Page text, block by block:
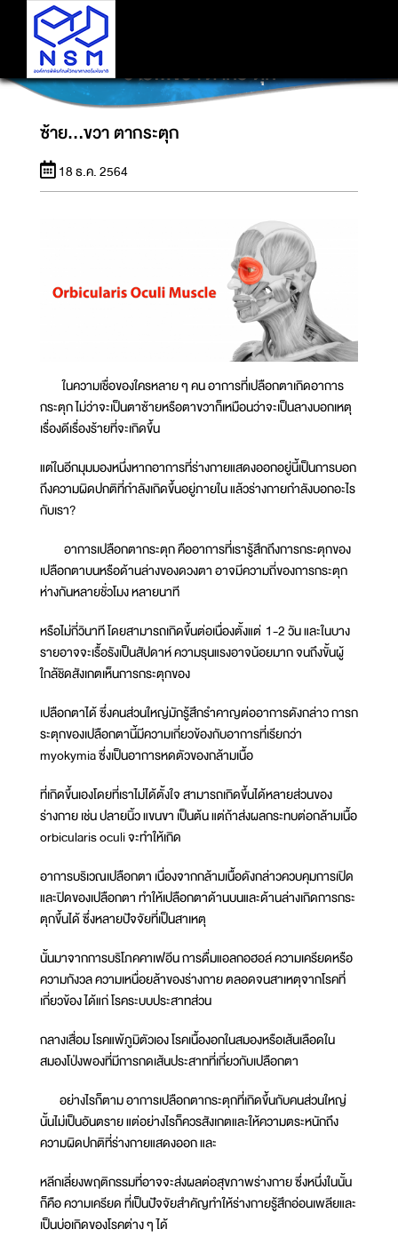
ซ้าย...ขวา ตากระตุก
ซ้าย...ขวา ตากระตุก
18 ธ.ค. 2564
ในความเชื่อของใครหลาย ๆ คน อาการที่เปลือกตาเกิดอาการ
กระตุก ไม่ว่าจะเป็นตาซ้ายหรือตาขวาก็เหมือนว่าจะเป็นลางบอกเหตุ
เรื่องดีเรื่องร้ายที่จะเกิดขึ้น
แต่ในอีกมุมมองหนึ่งหากอาการที่ร่างกายแสดงออกอยู่นี้เป็นการบอก
ถึงความผิดปกติที่กำลังเกิดขึ้นอยู่ภายใน แล้วร่างกายกำลังบอกอะไร
กับเรา?
อาการเปลือกตากระตุก คืออาการที่เรารู้สึกถึงการกระตุกของ
เปลือกตาบนหรือด้านล่างของดวงตา อาจมีความถี่ของการกระตุก
ห่างกันหลายชั่วโมง หลายนาที
หรือไม่กี่วินาที โดยสามารถเกิดขึ้นต่อเนื่องตั้งแต่ 1-2 วัน และในบาง
รายอาจจะเรื้อรังเป็นสัปดาห์ ความรุนแรงอาจน้อยมาก จนถึงขั้นผู้
ใกล้ชิดสังเกตเห็นการกระตุกของ
เปลือกตาได้ ซึ่งคนส่วนใหญ่มักรู้สึกรำคาญต่ออาการดังกล่าว การก
ระตุกของเปลือกตานี้มีความเกี่ยวข้องกับอาการที่เรียกว่า
myokymia ซึ่งเป็นอาการหดตัวของกล้ามเนื้อ
ที่เกิดขึ้นเองโดยที่เราไม่ได้ตั้งใจ สามารถเกิดขึ้นได้หลายส่วนของ
ร่างกาย เช่น ปลายนิ้ว แขนขา เป็นต้น แต่ถ้าส่งผลกระทบต่อกล้ามเนื้อ
orbicularis oculi จะทำให้เกิด
อาการบริเวณเปลือกตา เนื่องจากกล้ามเนื้อดังกล่าวควบคุมการเปิด
และปิดของเปลือกตา ทำให้เปลือกตาด้านบนและด้านล่างเกิดการกระ
ตุกขึ้นได้ ซึ่งหลายปัจจัยที่เป็นสาเหตุ
นั้นมาจากการบริโภคคาเฟอีน การดื่มแอลกอฮอล์ ความเครียดหรือ
ความกังวล ความเหนื่อยล้าของร่างกาย ตลอดจนสาเหตุจากโรคที่
เกี่ยวข้อง ได้แก่ โรคระบบประสาทส่วน
กลางเสื่อม โรคแพ้ภูมิตัวเอง โรคเนื้องอกในสมองหรือเส้นเลือดใน
สมองโป่งพองที่มีการกดเส้นประสาทที่เกี่ยวกับเปลือกตา
อย่างไรก็ตาม อาการเปลือกตากระตุกที่เกิดขึ้นกับคนส่วนใหญ่
นั้นไม่เป็นอันตราย แต่อย่างไรก็ควรสังเกตและให้ความตระหนักถึง
ความผิดปกติที่ร่างกายแสดงออก และ
หลีกเลี่ยงพฤติกรรมที่อาจจะส่งผลต่อสุขภาพร่างกาย ซึ่งหนึ่งในนั้น
ก็คือ ความเครียด ที่เป็นปัจจัยสำคัญทำให้ร่างกายรู้สึกอ่อนเพลียและ
เป็นบ่อเกิดของโรคต่าง ๆ ได้